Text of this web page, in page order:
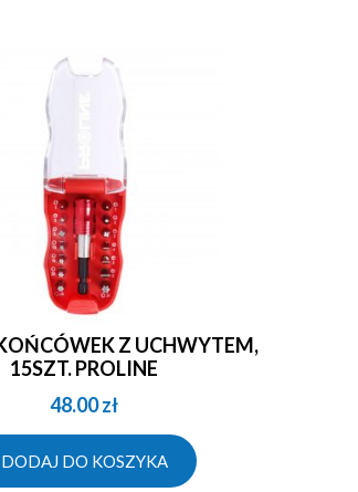
15SZT. PROLINE
48.00zł
DODAJ DO KOSZYKA